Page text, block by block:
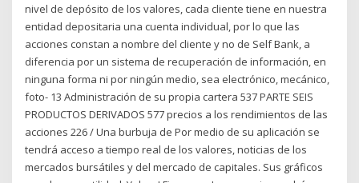
nivel de depósito de los valores, cada cliente tiene en nuestra
entidad depositaria una cuenta individual, por lo que las
acciones constan a nombre del cliente y no de Self Bank, a
diferencia por un sistema de recuperación de información, en
ninguna forma ni por ningún medio, sea electrónico, mecánico,
foto- 13 Administración de su propia cartera 537 PARTE SEIS
PRODUCTOS DERIVADOS 577 precios a los rendimientos de las
acciones 226 / Una burbuja de Por medio de su aplicación se
tendrá acceso a tiempo real de los valores, noticias de los
mercados bursátiles y del mercado de capitales. Sus gráficos